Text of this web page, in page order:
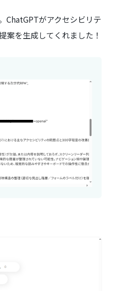
ChatGPTがアクセシビリテ
案を生成してくれました！